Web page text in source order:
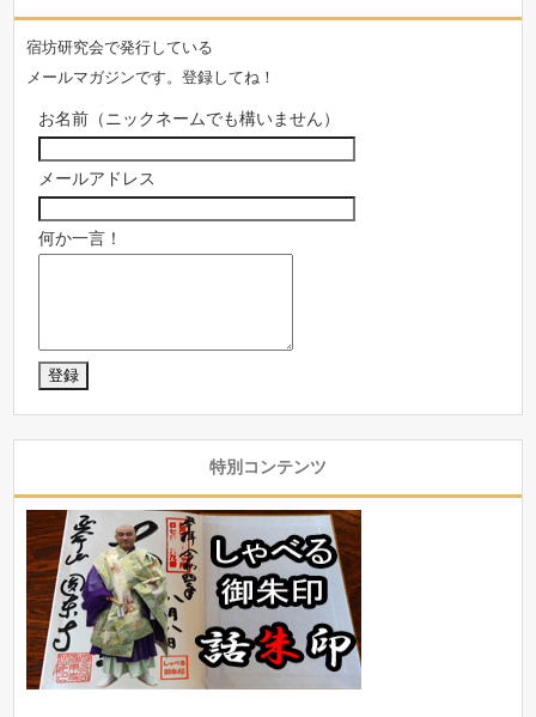
宿坊研究会で発行している
メールマガジンです。登録してね！
お名前（ニックネームでも構いません）
メールアドレス
何か一言！
特別コンテンツ